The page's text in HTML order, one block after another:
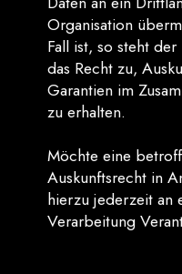
Organisation
Fall ist, so steht
das Recht zu,
Garantien im
zu erhalten.
Möchte eine
Auskunftsrecht in
hierzu jederzeit an
Verarbeitung